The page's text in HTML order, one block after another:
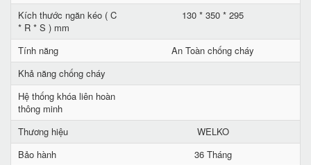
Kích thước ngăn kéo ( C
* R * S ) mm
130 * 350 * 295
Tính năng
An Toàn chống cháy
Khả năng chống cháy
Hệ thống khóa liên hoàn
thông minh
Thương hiệu
WELKO
Bảo hành
36 Tháng